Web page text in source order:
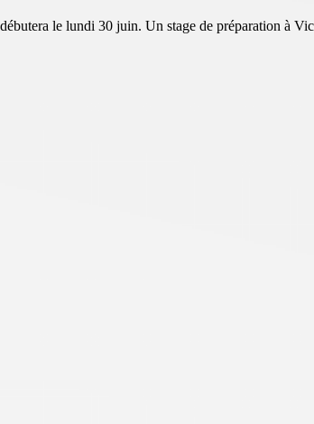
le lundi 30 juin. Un stage de préparation à